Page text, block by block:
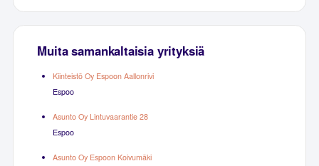
Muita samankaltaisia yrityksiä
Kiinteistö Oy Espoon Aallonrivi
Espoo
Asunto Oy Lintuvaarantie 28
Espoo
Asunto Oy Espoon Koivumäki